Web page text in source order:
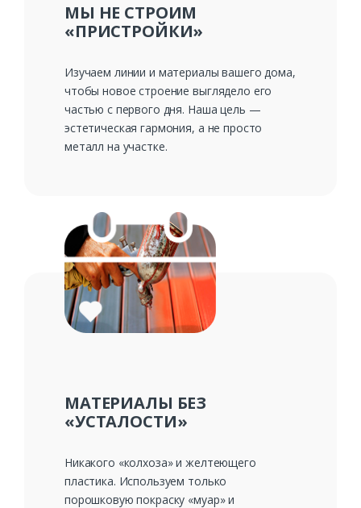
МЫ НЕ СТРОИМ
«ПРИСТРОЙКИ»
Изучаем линии и материалы вашего дома,
чтобы новое строение выглядело его
частью с первого дня. Наша цель —
эстетическая гармония, а не просто
металл на участке.
МАТЕРИАЛЫ БЕЗ
«УСТАЛОСТИ»
Никакого «колхоза» и желтеющего
пластика. Используем только
порошковую покраску «муар» и